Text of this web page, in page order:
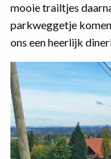
mooie trailtjes
parkweggetje
ons een heerlijk